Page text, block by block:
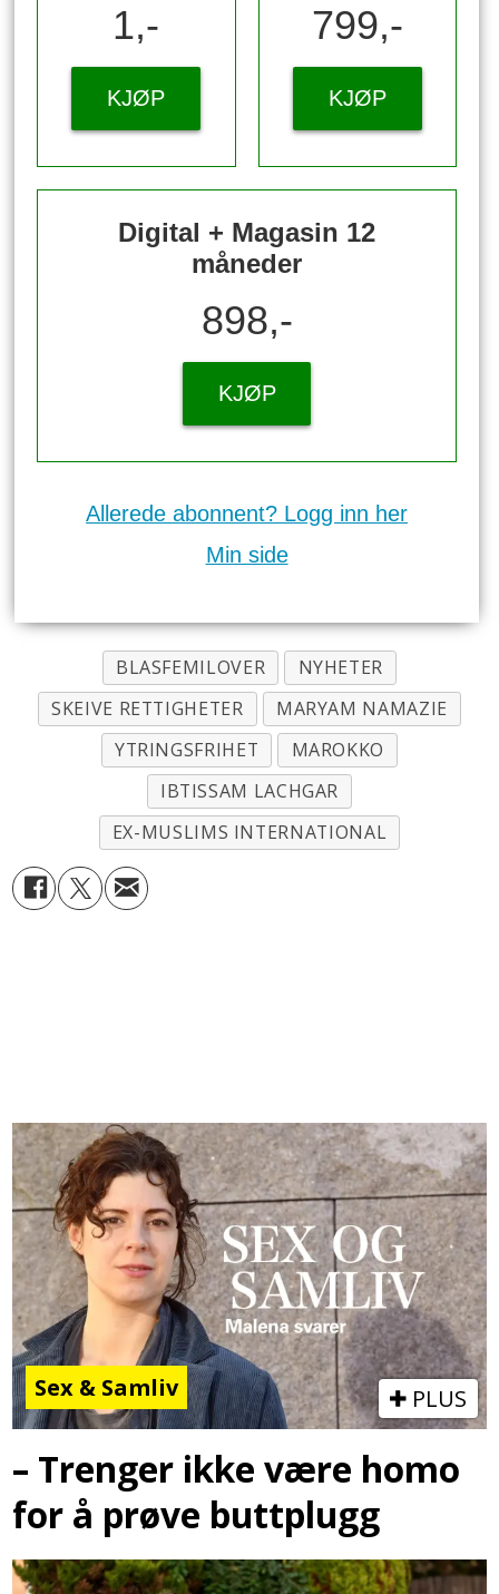
1,-
KJØP
799,-
KJØP
Digital + Magasin 12
måneder
898,-
KJØP
Allerede abonnent? Logg inn her
Min side
BLASFEMILOVER
NYHETER
SKEIVE RETTIGHETER
MARYAM NAMAZIE
YTRINGSFRIHET
MAROKKO
IBTISSAM LACHGAR
EX-MUSLIMS INTERNATIONAL
Sex & Samliv PLUS
– Trenger ikke være homo
for å prøve buttplugg